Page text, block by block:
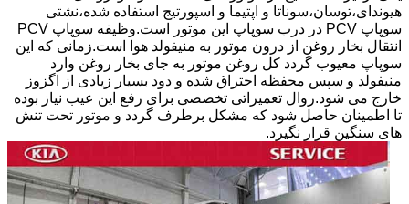
هیوندای،توسان،سوناتا و اپتیما و اسپورتیج استفاده شده،نشتی
سوپاپ PCV در درب سوپاپ این موتور است.وظیفه سوپاپ PCV
انتقال بخار روغن از درون موتور به منیفولد هوا است.زمانی که این
سوپاپ معیوب گردد کل روغن موتور به جای بخار روغن وارد
منیفولد و سپس محفظه احتراق شده و دود بسیار زیادی از اگزوز
خارج می شود.روال تعمیراتی تخصصی برای رفع این عیب نیاز بوده
تا اطمینان حاصل شود که مشکل برطرف گردد و موتور تحت تنش
های سنگین قرار نگیرد.